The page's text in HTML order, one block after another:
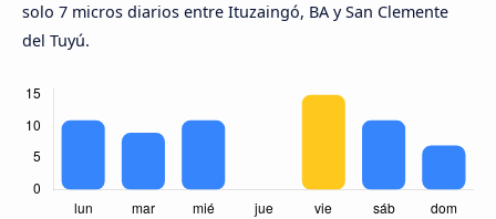
solo 7 micros diarios entre Ituzaingó, BA y San Clemente
del Tuyú.